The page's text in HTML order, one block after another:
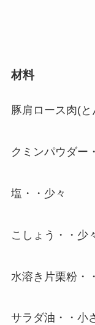
材料
豚肩ロース肉(
クミンパウダー
塩・・少々
こしょう・・少
水溶き片栗粉・
サラダ油・・小